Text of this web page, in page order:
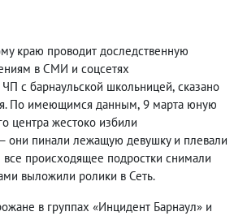
краю проводит доследственную
в СМИ и соцсетях
с барнаульской школьницей, сказано
По имеющимся данным, 9 марта юную
центра жестоко избили
они пинали лежащую девушку и плевали
происходящее подростки снимали
выложили ролики в Сеть.
в группах «Инцидент Барнаул» и